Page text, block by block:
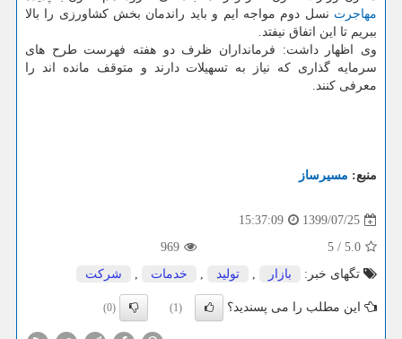
مهاجرت نسل دوم مواجه ایم و باید راندمان بخش کشاورزی را بالا
ببریم تا این اتفاق نیفتد.
وی اظهار داشت: فرمانداران ظرف دو هفته فهرست طرح های
سرمایه گذاری که نیاز به تسهیلات دارند و متوقف مانده اند را
معرفی کنند.
منبع: مسیرساز
1399/07/25
15:37:09
5.0
/
5
969
تگهای خبر:
بازار , تولید , خدمات , شركت
این مطلب را می پسندید؟ (1)
(0)